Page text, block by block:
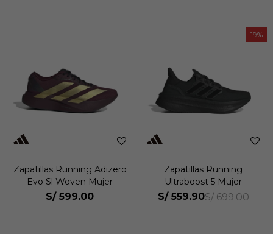
Zapatillas Running Adizero
Evo Sl Woven Mujer
S/ 599.00
19
Zapatillas Running
Ultraboost 5 Mujer
S/ 559.90S/ 699.00